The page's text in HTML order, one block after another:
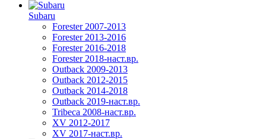
Subaru
Forester 2007-2013
Forester 2013-2016
Forester 2016-2018
Forester 2018-наст.вр.
Outback 2009-2013
Outback 2012-2015
Outback 2014-2018
Outback 2019-наст.вр.
Tribeca 2008-наст.вр.
XV 2012-2017
XV 2017-наст.вр.